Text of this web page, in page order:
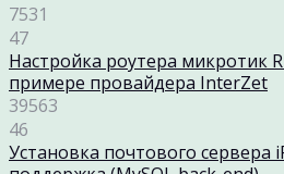
7531
47
Настройка роутера микротик
примере провайдера InterZet
39563
46
Установка почтового сервера